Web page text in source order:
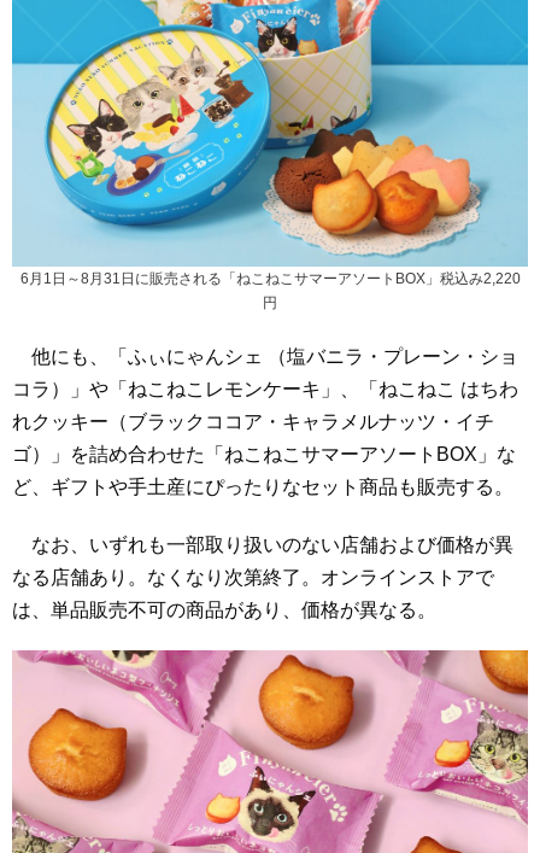
6月1日～8月31日に販売される「ねこねこサマーアソートBOX」税込み2,220
円
他にも、「ふぃにゃんシェ （塩バニラ・プレーン・ショ
コラ）」や「ねこねこレモンケーキ」、「ねこねこ はちわ
れクッキー（ブラックココア・キャラメルナッツ・イチ
ゴ）」を詰め合わせた「ねこねこサマーアソートBOX」な
ど、ギフトや手土産にぴったりなセット商品も販売する。
なお、いずれも一部取り扱いのない店舗および価格が異
なる店舗あり。なくなり次第終了。オンラインストアで
は、単品販売不可の商品があり、価格が異なる。